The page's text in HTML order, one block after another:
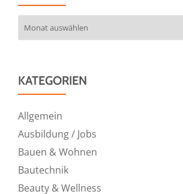
KATEGORIEN
Allgemein
Ausbildung / Jobs
Bauen & Wohnen
Bautechnik
Beauty & Wellness